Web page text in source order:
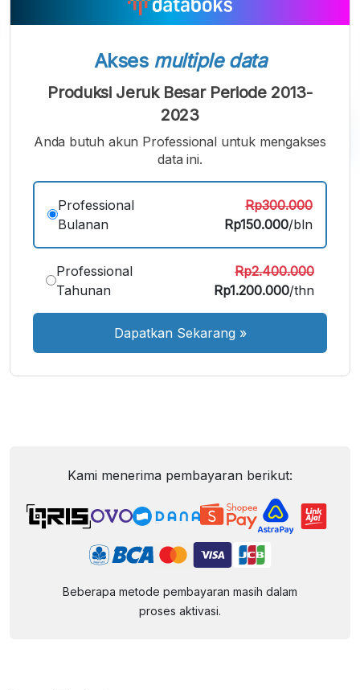
A
Kecil
A A
Font
Besar
Akses multiple data
Produksi Jeruk Besar Periode 2013-
2023
Anda butuh akun Professional untuk mengakses
data ini.
Professional
Bulanan
Rp300.000
Rp150.000/bln
Professional
Tahunan
Rp2.400.000
Rp1.200.000/thn
Dapatkan Sekarang »
Kami menerima pembayaran berikut:
Beberapa metode pembayaran masih dalam
proses aktivasi.